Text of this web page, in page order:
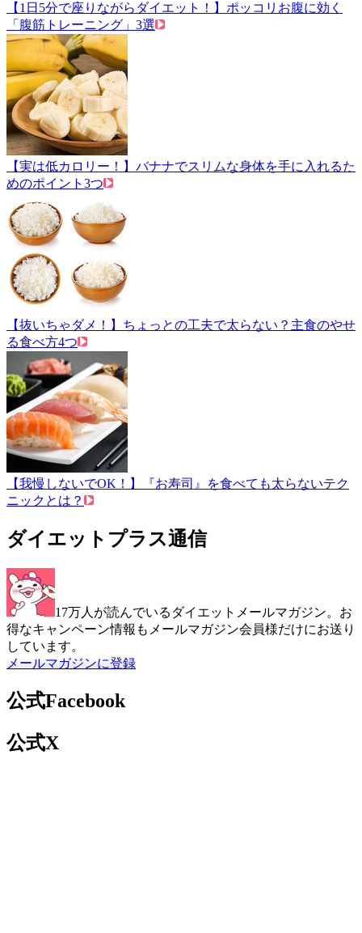
【1日5分で座りながらダイエット！】ポッコリお腹に効く
「腹筋トレーニング」3選
【実は低カロリー！】バナナでスリムな身体を手に入れるた
めのポイント3つ
【抜いちゃダメ！】ちょっとの工夫で太らない？主食のやせ
る食べ方4つ
【我慢しないでOK！】『お寿司』を食べても太らないテク
ニックとは？
ダイエットプラス通信
17万人が読んでいるダイエットメールマガジン。お
得なキャンペーン情報もメールマガジン会員様だけにお送り
しています。
メールマガジンに登録
公式Facebook
公式X